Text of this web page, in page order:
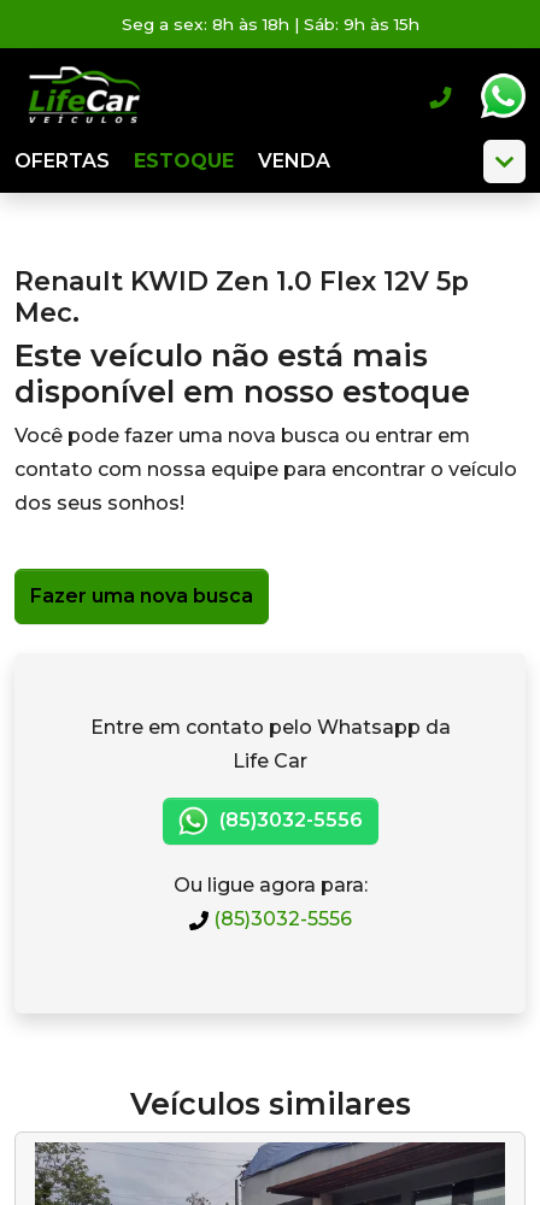
Seg a sex: 8h às 18h | Sáb: 9h às 15h
OFERTAS ESTOQUE VENDA
Renault KWID Zen 1.0 Flex 12V 5p
Mec.
Este veículo não está mais
disponível em nosso estoque
Você pode fazer uma nova busca ou entrar em
contato com nossa equipe para encontrar o veículo
dos seus sonhos!
Fazer uma nova busca
Entre em contato pelo Whatsapp da
Life Car
(85)3032-5556
Ou ligue agora para:
(85)3032-5556
Veículos similares